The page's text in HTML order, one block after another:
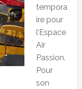
tempora
ire pour
l’Espace
Air
Passion.
Pour
son